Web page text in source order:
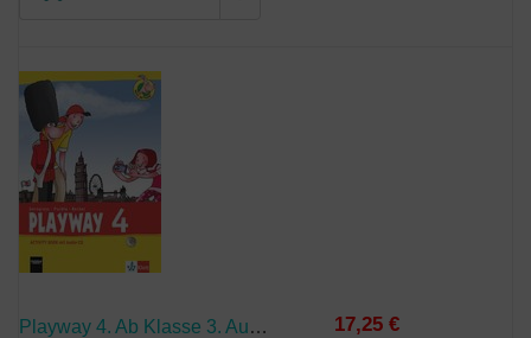
Playway 4. Ab Klasse 3. Ausgabe Für Schleswig-Holstein, Niedersachsen, Bremen, Hessen, Berlin, Brandenburg, Sachsen-Anhalt Und Thüringen 17,25 €